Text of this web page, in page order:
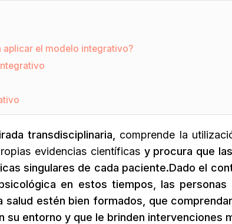
el modelo integrativo?
transdisciplinaria, comprende la
evidencias científicas y procura que
singulares de cada paciente.Dado el
en estos tiempos, las personas
estén bien formados, que
su entorno y que le brinden intervenciones